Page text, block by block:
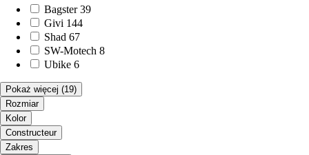
Bagster 39
Givi 144
Shad 67
SW-Motech 8
Ubike 6
Pokaż więcej (19)
Rozmiar
Kolor
Constructeur
Zakres